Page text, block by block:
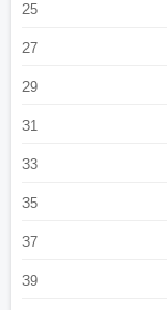
25
27
29
31
33
35
37
39